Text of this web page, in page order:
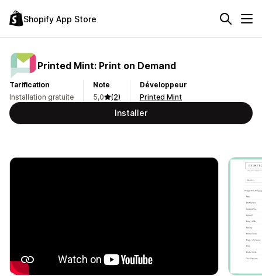
Shopify App Store
Printed Mint: Print on Demand
Tarification
Installation gratuite
Note
5,0
(2)
Développeur
Printed Mint
Installer